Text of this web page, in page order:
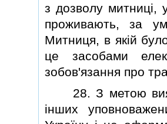
з дозволу митницi,
проживають, за
Митниця, в якiй
це засобами
зобов'язання про
28. З метою
iнших